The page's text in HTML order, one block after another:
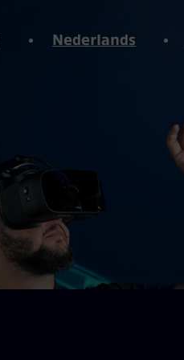
Nederlands